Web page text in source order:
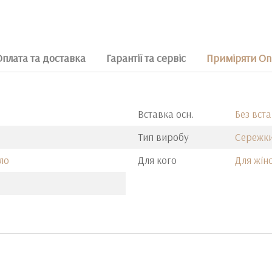
та доставка Гарантії та сервіс Приміряти
Вставка осн.
Без
Тип виробу
Для кого
Для